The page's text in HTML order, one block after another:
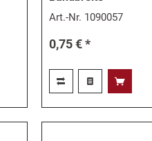
Art.-Nr. 1090057
0,75 € *